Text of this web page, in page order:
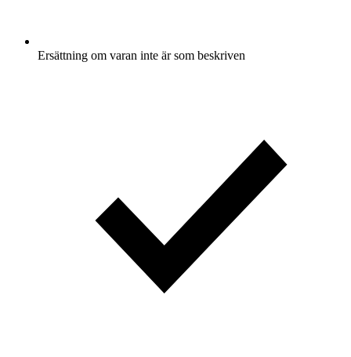
Ersättning om varan inte är som beskriven